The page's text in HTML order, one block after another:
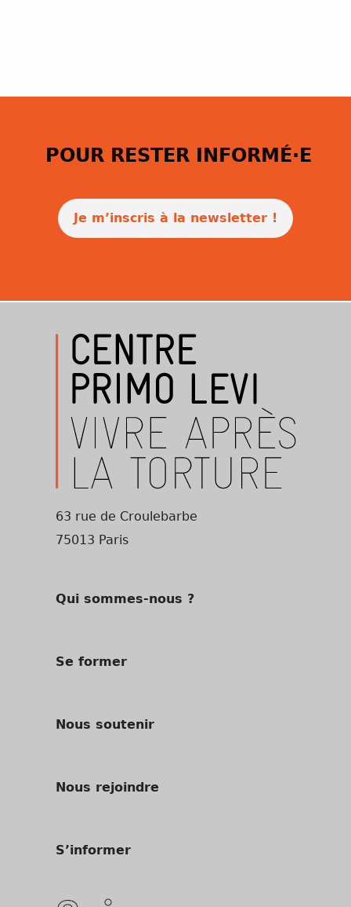
POUR RESTER INFORMÉ·E
Je m’inscris à la newsletter !
63 rue de Croulebarbe
75013 Paris
Qui sommes-nous ?
Se former
Nous soutenir
Nous rejoindre
S’informer